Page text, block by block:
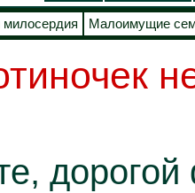
Малоимущие